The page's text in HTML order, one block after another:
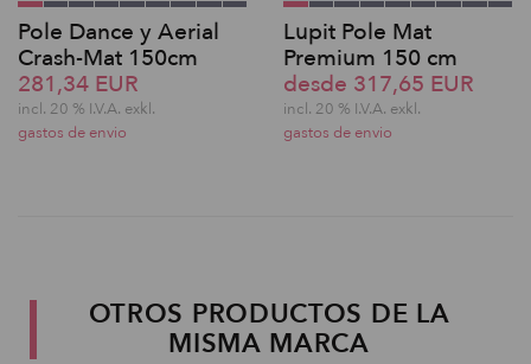
Pole Dance y Aerial
Crash-Mat 150cm
281,34 EUR
incl. 20 % I.V.A. exkl.
gastos de envio
Lupit Pole Mat
Premium 150 cm
desde 317,65 EUR
incl. 20 % I.V.A. exkl.
gastos de envio
OTROS PRODUCTOS DE LA
MISMA MARCA